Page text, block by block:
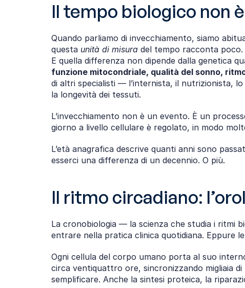
Il tempo biologico non
Quando parliamo di invecchiamento, siamo
questa unità di misura del tempo racconta poco.
E quella differenza non dipende dalla genetica
funzione mitocondriale, qualità del sonno,
di altri specialisti — l’internista, il nutrizionista,
la longevità dei tessuti.
L’invecchiamento non è un evento. È un
giorno a livello cellulare è regolato, in modo
L’età anagrafica descrive quanti anni sono
esserci una differenza di un decennio. O più.
Il ritmo circadiano:
La cronobiologia — la scienza che studia i ritmi
entrare nella pratica clinica quotidiana. Eppure
Ogni cellula del corpo umano porta al suo
circa ventiquattro ore, sincronizzando migliaia
semplificare. Anche la sintesi proteica, la